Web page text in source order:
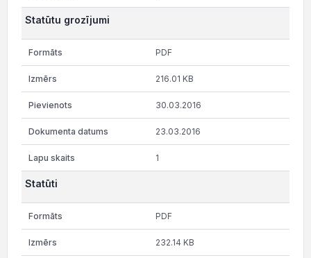
Statūtu grozījumi
PDF
216.01 KB
30.03.2016
23.03.2016
1
Statūti
PDF
232.14 KB